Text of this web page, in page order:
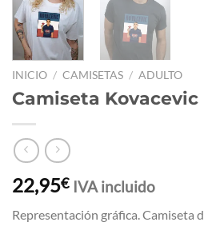
INICIO / CAMISETAS / ADULTO
Camiseta Kovacevic
22,95€ IVA incluido
Representación gráfica. Camiseta